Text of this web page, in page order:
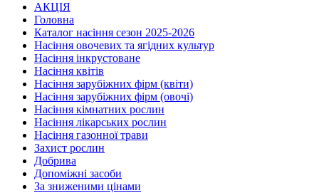
АКЦІЯ
Головна
Каталог насіння сезон 2025-2026
Насіння овочевих та ягідних культур
Насіння інкрустоване
Насіння квітів
Насіння зарубіжних фірм (квіти)
Насіння зарубіжних фірм (овочі)
Насіння кімнатних рослин
Насіння лікарських рослин
Насіння газонної трави
Захист рослин
Добрива
Допоміжні засоби
За зниженими цінами